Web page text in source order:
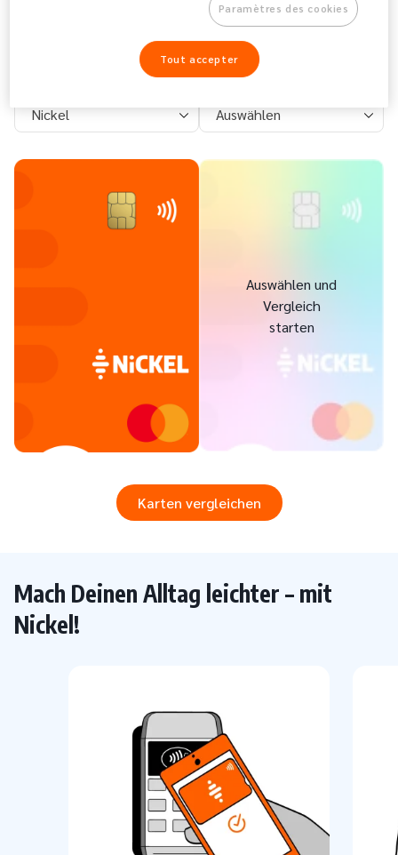
Noch unschlüssig?
Einfach Karten vergleichen und die passende Wahl finden.
Card 1
Nickel Card 2Auswählen
Auswählen und
Vergleich
starten
Mach Deinen Alltag leichter – mit
Nickel!
Paramètres des cookies
Tout accepter